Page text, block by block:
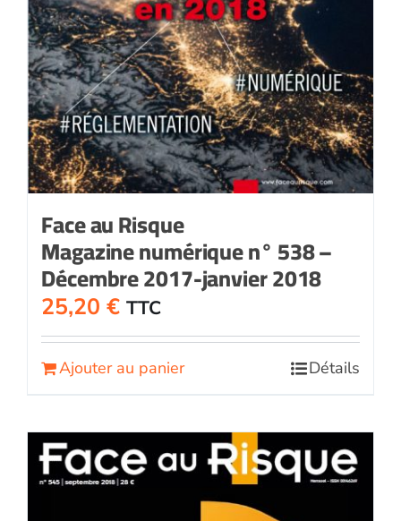
Face au Risque
Magazine numérique n° 538 –
Décembre 2017-janvier 2018
25,20 € TTC
Ajouter au panier Détails